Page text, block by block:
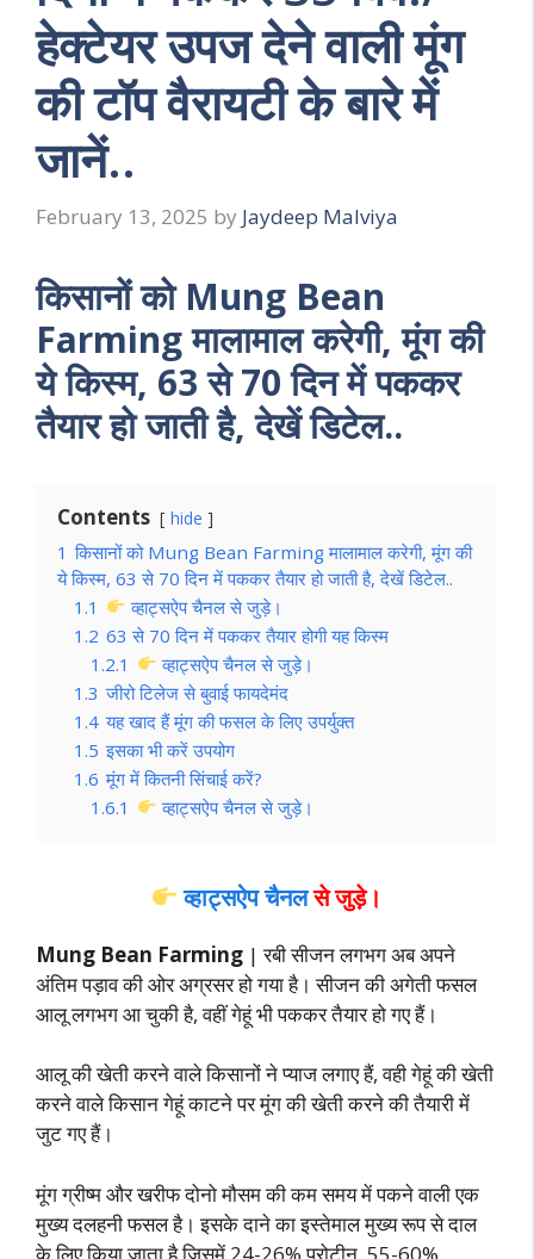
हेक्टेयर उपज देने वाली मूंग
की टॉप वैरायटी के बारे में
जानें..
February 13, 2025 by Jaydeep Malviya
किसानों को Mung Bean
Farming मालामाल करेगी, मूंग की
ये किस्म, 63 से 70 दिन में पककर
तैयार हो जाती है, देखें डिटेल..
Contents hide
1 किसानों को Mung Bean Farming मालामाल करेगी, मूंग की
ये किस्म, 63 से 70 दिन में पककर तैयार हो जाती है, देखें डिटेल..
1.1
व्हाट्सऐप चैनल से जुड़े।
1.2 63 से 70 दिन में पककर तैयार होगी यह किस्म
1.2.1
व्हाट्सऐप चैनल से जुड़े।
1.3 जीरो टिलेज से बुवाई फायदेमंद
1.4 यह खाद हैं मूंग की फसल के लिए उपर्युक्त
1.5 इसका भी करें उपयोग
1.6 मूंग में कितनी सिंचाई करें?
1.6.1
व्हाट्सऐप चैनल से जुड़े।
व्हाट्सऐप चैनलसे जुड़े।
Mung Bean Farming | रबी सीजन लगभग अब अपने
अंतिम पड़ाव की ओर अग्रसर हो गया है। सीजन की अगेती फसल
आलू लगभग आ चुकी है, वहीं गेहूं भी पककर तैयार हो गए हैं।
आलू की खेती करने वाले किसानों ने प्याज लगाए हैं, वही गेहूं की खेती
करने वाले किसान गेहूं काटने पर मूंग की खेती करने की तैयारी में
जुट गए हैं।
मूंग ग्रीष्म और खरीफ दोनो मौसम की कम समय में पकने वाली एक
मुख्य दलहनी फसल है। इसके दाने का इस्तेमाल मुख्य रूप से दाल
के लिए किया जाता है जिसमें 24-26% प्रोटीन, 55-60%